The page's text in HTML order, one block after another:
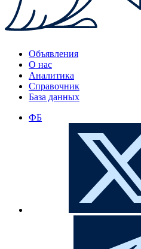
Объявления
О нас
Аналитика
Справочник
База данных
ФБ